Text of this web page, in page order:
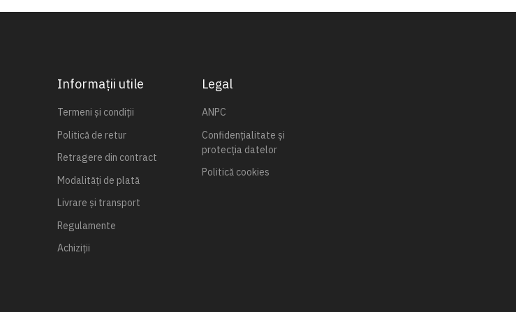
Informații utile
Termeni și condiții
Politică de retur
Retragere din contract
Modalități de plată
Livrare și transport
Regulamente
Achiziții
Legal
ANPC
Confidențialitate și
protecția datelor
Politică cookies